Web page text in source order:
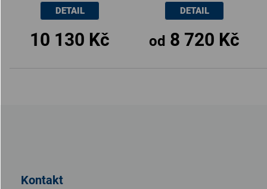
10 130 Kč
DETAIL
zadní čelo (včetně roštu)
od 8 720 Kč
DETAIL
Kontakt